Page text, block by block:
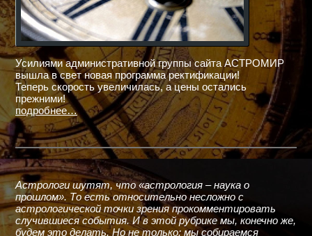
Усилиями административной группы сайта АСТРОМИР
вышла в свет новая программа ректификации!
Теперь скорость увеличилась, а цены остались
прежними!
подробнее…
Астрологи шутят, что «астрология – наука о
прошлом». То есть относительно несложно с
астрологической точки зрения прокомментировать
случившиеся события. И в этой рубрике мы, конечно же,
будем это делать. Но не только: мы собираемся